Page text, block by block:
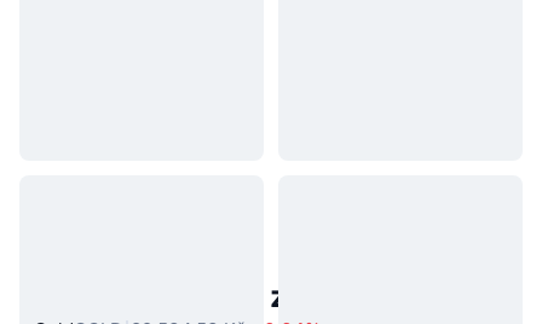
Populární aktiva z reálného světa